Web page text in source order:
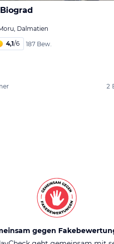
Dalmatien
4,1/6 187 Bew.
2
gegen